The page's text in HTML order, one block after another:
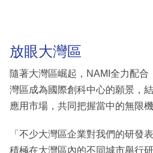
放眼大灣區
隨著大灣區崛起，NAMI全力配合
灣區成為國際創科中心的願景，
應用市場，共同把握當中的無限機
「不少大灣區企業對我們的研發
積極在大灣區內的不同城市舉行